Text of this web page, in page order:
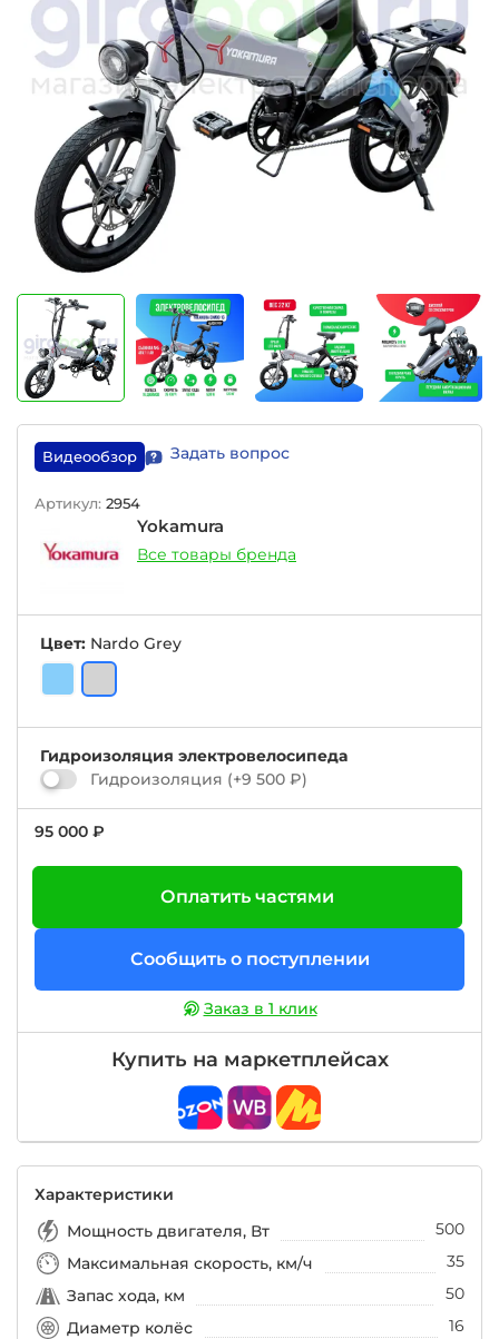
Видеообзор Задать вопрос
Артикул: 2954
Yokamura
Все товары бренда
Цвет: Nardo Grey
Гидроизоляция электровелосипеда
Гидроизоляция (+9 500 ₽)
95 000 ₽
Оплатить частями
Сообщить о поступлении
Заказ в 1 клик
Купить на маркетплейсах
Характеристики
Мощность двигателя, Вт
500
Максимальная скорость, км/ч
35
Запас хода, км
50
Диаметр колёс
16